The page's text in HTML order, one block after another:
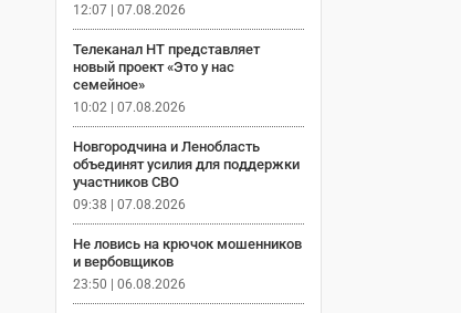
12:07 | 07.08.2026
Телеканал НТ представляет
новый проект «Это у нас
семейное»
10:02 | 07.08.2026
Новгородчина и Ленобласть
объединят усилия для поддержки
участников СВО
09:38 | 07.08.2026
Не ловись на крючок мошенников
и вербовщиков
23:50 | 06.08.2026